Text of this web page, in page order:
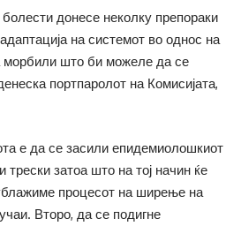
болести донесе неколку препораки
на системот во однос на
што би можеле да се
портпаролот на Комисијата,
е да се засили епидемиолошкиот
трески затоа што на тој начин ќе
процесот на ширење на
Второ, да се подигне